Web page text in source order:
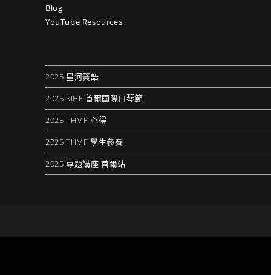
Blog
YouTube Resources
2025 星河簧語
2025 SIHF 首爾國際口琴節
2025 THMF 心得
2025 THMF 學生參賽
2025 專題講座 首爾站